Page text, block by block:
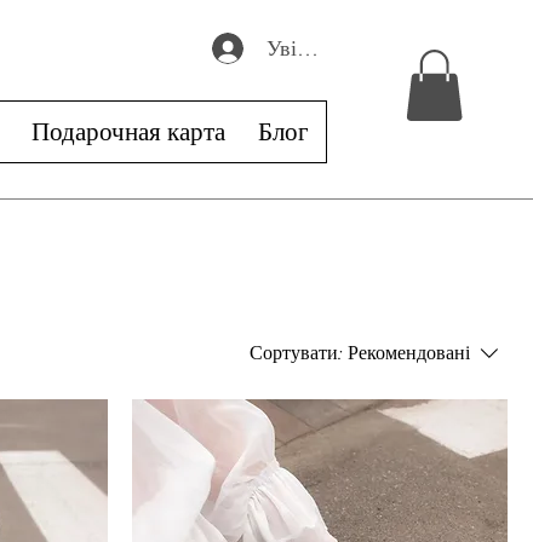
Увійти
Подарочная карта Блог
Сортувати: Рекомендовані